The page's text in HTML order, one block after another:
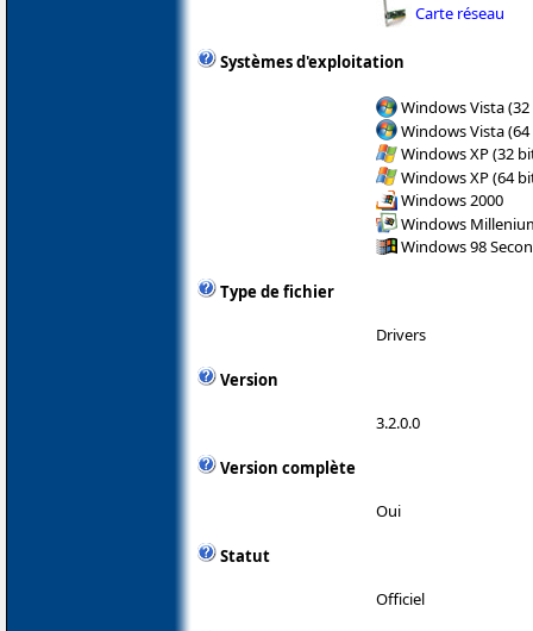
Carte réseau
Systèmes d'exploitation
Windows Vista
Windows Vista
Windows XP (32
Windows XP (64
Windows 2000
Windows
Windows 98
Type de fichier
Drivers
Version
3.2.0.0
Version complète
Oui
Statut
Officiel